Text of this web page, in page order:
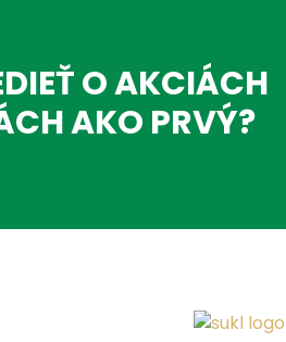
O AKCIÁCH
AKO PRVÝ?